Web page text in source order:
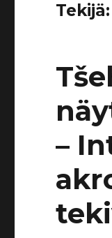
Tekijä:
–